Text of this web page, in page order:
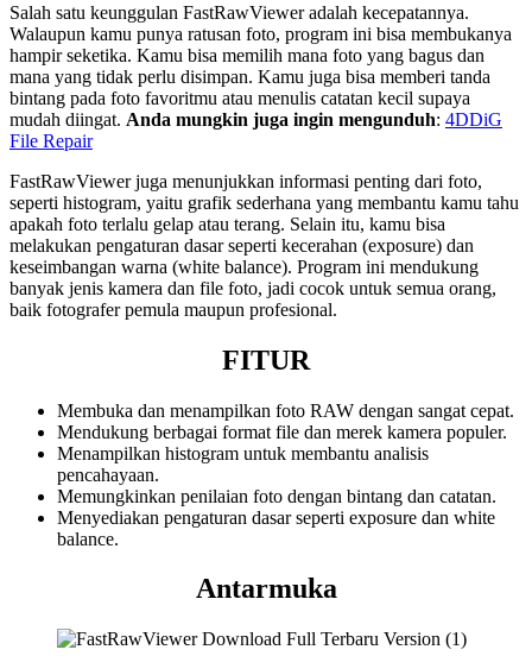
Salah satu keunggulan FastRawViewer adalah kecepatannya.
Walaupun kamu punya ratusan foto, program ini bisa membukanya
hampir seketika. Kamu bisa memilih mana foto yang bagus dan
mana yang tidak perlu disimpan. Kamu juga bisa memberi tanda
bintang pada foto favoritmu atau menulis catatan kecil supaya
mudah diingat. Anda mungkin juga ingin mengunduh: 4DDiG
File Repair
FastRawViewer juga menunjukkan informasi penting dari foto,
seperti histogram, yaitu grafik sederhana yang membantu kamu tahu
apakah foto terlalu gelap atau terang. Selain itu, kamu bisa
melakukan pengaturan dasar seperti kecerahan (exposure) dan
keseimbangan warna (white balance). Program ini mendukung
banyak jenis kamera dan file foto, jadi cocok untuk semua orang,
baik fotografer pemula maupun profesional.
FITUR
Membuka dan menampilkan foto RAW dengan sangat cepat.
Mendukung berbagai format file dan merek kamera populer.
Menampilkan histogram untuk membantu analisis
pencahayaan.
Memungkinkan penilaian foto dengan bintang dan catatan.
Menyediakan pengaturan dasar seperti exposure dan white
balance.
Antarmuka